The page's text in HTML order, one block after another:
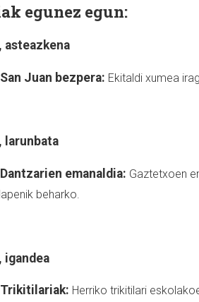
egunez egun:
asteazkena
San Juan bezpera: Ekitaldi xumea
larunbata
Dantzarien emanaldia: Gaztetxoen
beharko.
igandea
Trikitilariak: Herriko trikitilari